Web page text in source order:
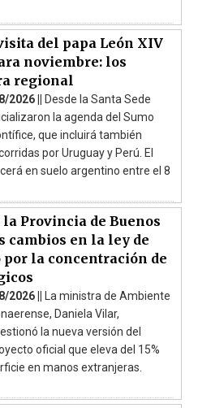
del papa León XIV
noviembre: los
regional
2026 || Desde la Santa Sede
la agenda del Sumo
que incluirá también
por Uruguay y Perú. El
en suelo argentino entre el 8
Provincia de Buenos
cambios en la ley de
la concentración de
2026 || La ministra de Ambiente
Daniela Vilar,
la nueva versión del
oficial que eleva del 15%
en manos extranjeras.